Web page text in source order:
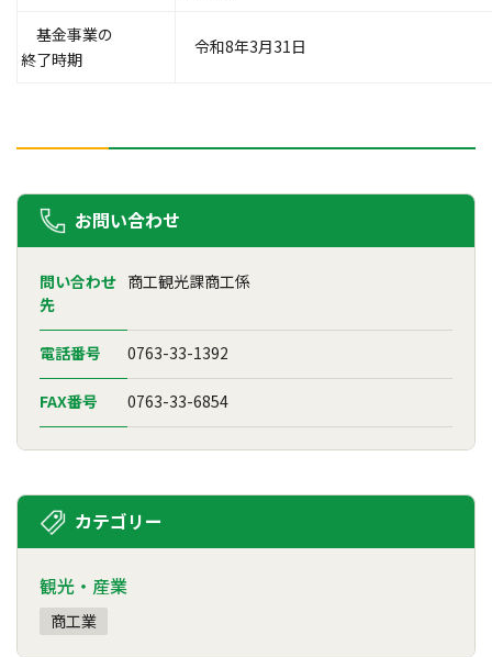
基金事業の
終了時期
令和8年3月31日
お問い合わせ
問い合わせ
先
商工観光課商工係
電話番号 0763-33-1392
FAX番号 0763-33-6854
カテゴリー
観光・産業
商工業